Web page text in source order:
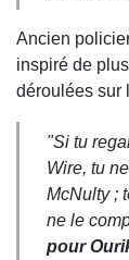
Ancien
inspiré de
déroulées sur
"Si tu
Wire, tu
McNulty ;
ne le
pour